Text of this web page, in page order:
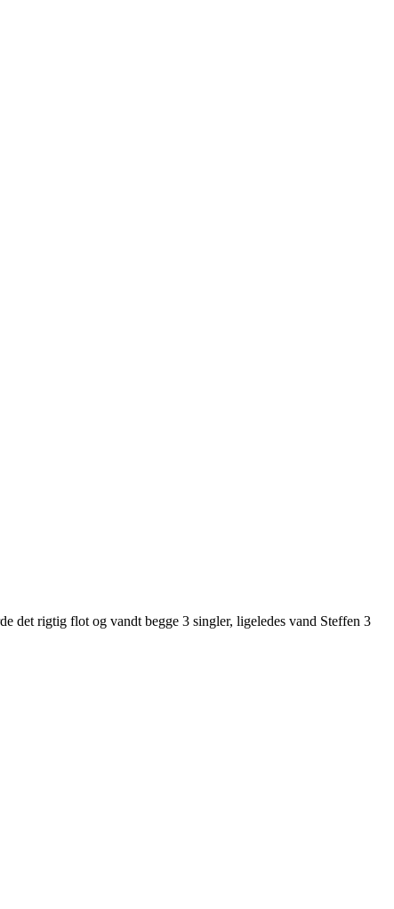
det rigtig flot og vandt begge 3 singler, ligeledes vand Steffen 3